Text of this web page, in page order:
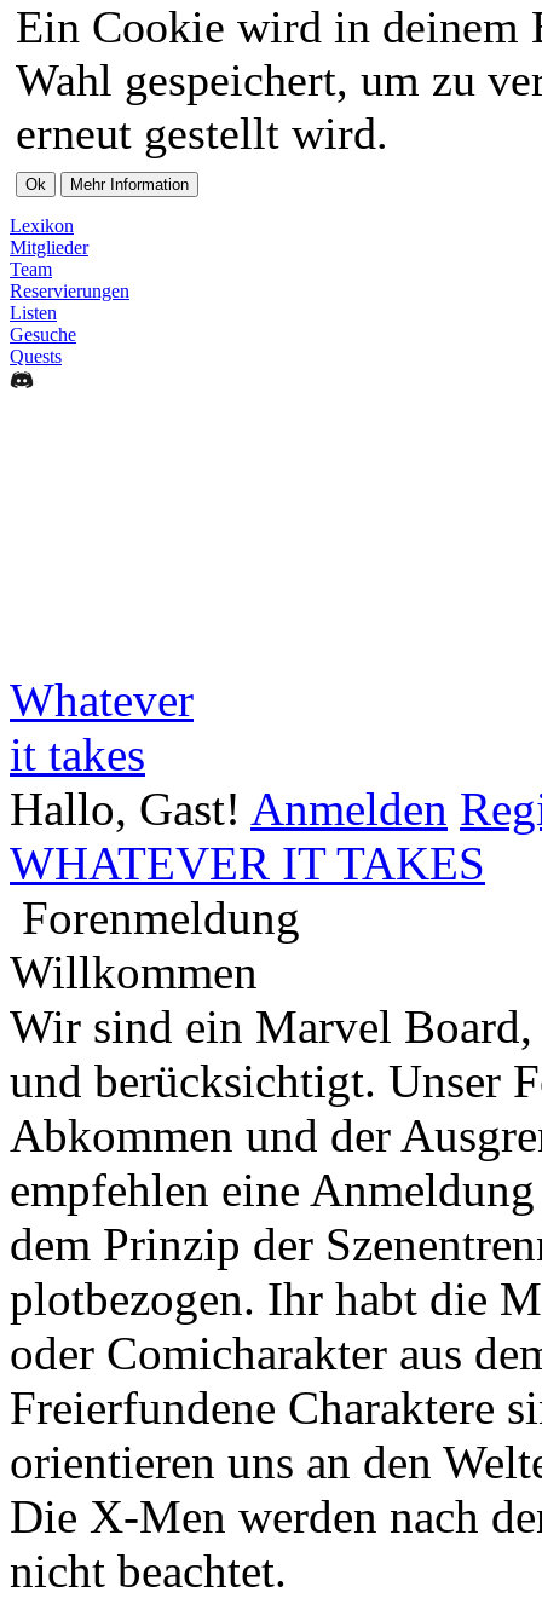
Ein Cookie wird in deinem
Wahl gespeichert, um zu
erneut gestellt wird.
Lexikon
Mitglieder
Team
Reservierungen
Listen
Gesuche
Quests
Whatever
it takes
Hallo, Gast! Anmelden
WHATEVER IT TAKES
Forenmeldung
Willkommen
Wir sind ein Marvel
und berücksichtigt. Unser
Abkommen und der
empfehlen eine
dem Prinzip der
plotbezogen. Ihr habt die
oder Comicharakter aus
Freierfundene Charaktere
orientieren uns an den
Die X-Men werden nach
nicht beachtet.